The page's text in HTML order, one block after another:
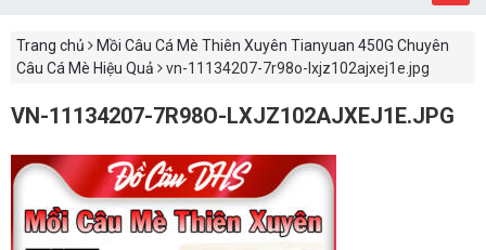
Trang chủ
Mồi Câu Cá Mè Thiên Xuyên Tianyuan 450G Chuyên
Câu Cá Mè Hiệu Quả
vn-11134207-7r98o-lxjz102ajxej1e.jpg
VN-11134207-7R98O-LXJZ102AJXEJ1E.JPG